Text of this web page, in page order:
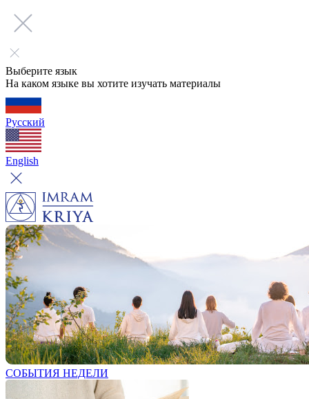
Выберите язык
На каком языке вы хотите изучать материалы
Русский
English
СОБЫТИЯ НЕДЕЛИ